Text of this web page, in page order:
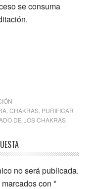
se consuma
, CHAKRAS, PURIFICAR
DE LOS CHAKRAS
no será publicada.
con *